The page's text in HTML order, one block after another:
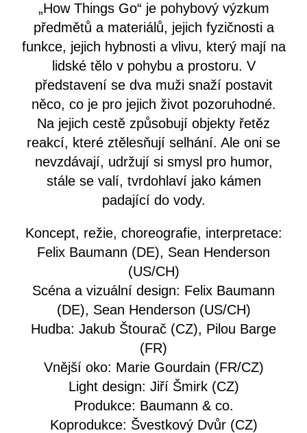
„How Things Go“ je pohybový výzkum
předmětů a materiálů, jejich fyzičnosti a
funkce, jejich hybnosti a vlivu, který mají na
lidské tělo v pohybu a prostoru. V
představení se dva muži snaží postavit
něco, co je pro jejich život pozoruhodné.
Na jejich cestě způsobují objekty řetěz
reakcí, které ztělesňují selhání. Ale oni se
nevzdávají, udržují si smysl pro humor,
stále se valí, tvrdohlaví jako kámen
padající do vody.
Koncept, režie, choreografie, interpretace:
Felix Baumann (DE), Sean Henderson
(US/CH)
Scéna a vizuální design: Felix Baumann
(DE), Sean Henderson (US/CH)
Hudba: Jakub Štourač (CZ), Pilou Barge
(FR)
Vnější oko: Marie Gourdain (FR/CZ)
Light design: Jiří Šmirk (CZ)
Produkce: Baumann & co.
Koprodukce: Švestkový Dvůr (CZ)